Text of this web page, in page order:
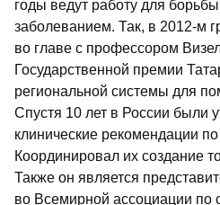
годы ведут работу для
заболеванием. Так, в 2012-м
во главе с профессором
Государственной премии
региональной системы для
Спустя 10 лет в России были
клинические рекомендации
Координировал их создание
Также он является
во Всемирной ассоциации по